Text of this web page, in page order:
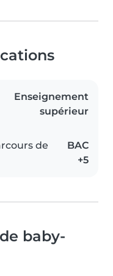
Enseignement
supérieur
de
BAC
+5
baby-